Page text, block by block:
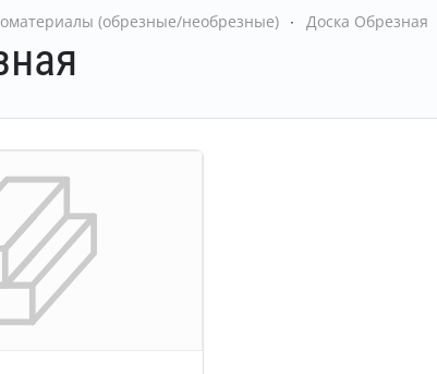
(обрезные/необрезные) Доска Обрезная